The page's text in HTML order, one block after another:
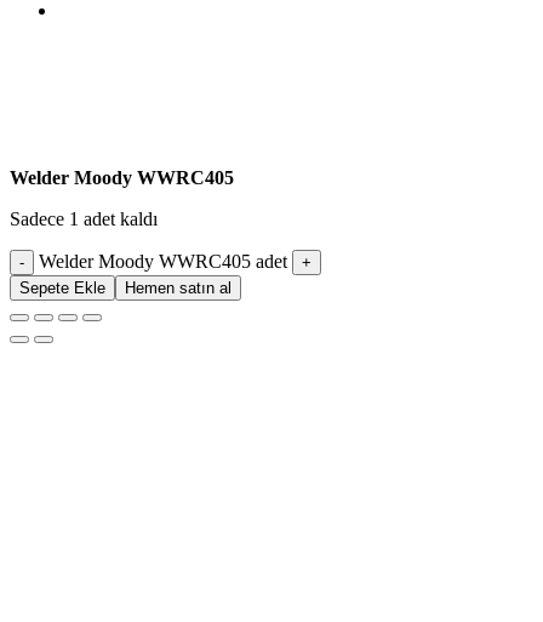
Welder Moody WWRC405
Sadece 1 adet kaldı
Welder Moody WWRC405 adet
Sepete Ekle Hemen satın al